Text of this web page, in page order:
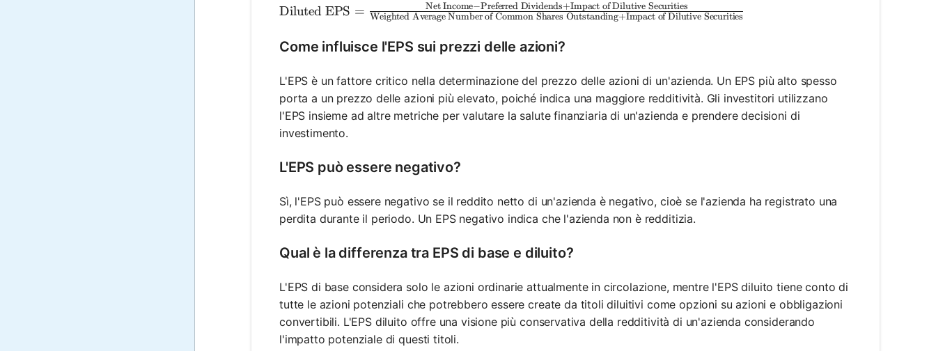
\text{Diluted EPS} = \frac{\text{Net Income} - \text{Preferred Dividends} + \text{Impact of Dilutive
Diluted EPS = Weighted Average Number of Common Shares Outstanding+Impact of Dilutive Securities
Net Income−Preferred Dividends+Impact of Dilutive Securities
Come influisce l'EPS sui prezzi delle azioni?
L'EPS è un fattore critico nella determinazione del prezzo delle azioni di un'azienda. Un EPS più alto spesso
porta a un prezzo delle azioni più elevato, poiché indica una maggiore redditività. Gli investitori utilizzano
l'EPS insieme ad altre metriche per valutare la salute finanziaria di un'azienda e prendere decisioni di
investimento.
L'EPS può essere negativo?
Sì, l'EPS può essere negativo se il reddito netto di un'azienda è negativo, cioè se l'azienda ha registrato una
perdita durante il periodo. Un EPS negativo indica che l'azienda non è redditizia.
Qual è la differenza tra EPS di base e diluito?
L'EPS di base considera solo le azioni ordinarie attualmente in circolazione, mentre l'EPS diluito tiene conto di
tutte le azioni potenziali che potrebbero essere create da titoli diluitivi come opzioni su azioni e obbligazioni
convertibili. L'EPS diluito offre una visione più conservativa della redditività di un'azienda considerando
l'impatto potenziale di questi titoli.